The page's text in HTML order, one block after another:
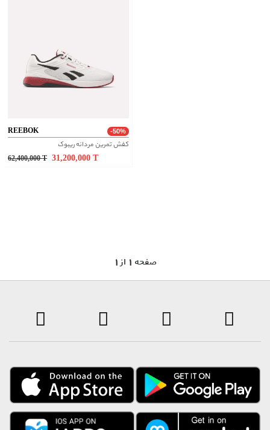
REEBOK -50%
کفش تمرین مردانه ریبوک
62,400,000 T 31,200,000
1 صفحه 1 از